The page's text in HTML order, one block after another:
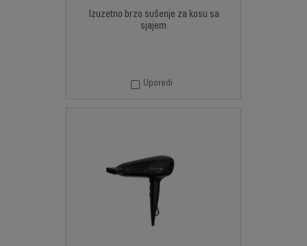
Izuzetno brzo sušenje za kosu sa
sjajem
Uporedi